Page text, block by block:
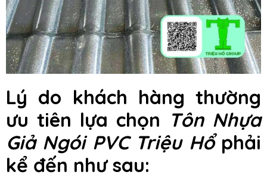
Lý do khách hàng thường
ưu tiên lựa chọn Tôn Nhựa
Giả Ngói PVC Triệu Hổphải
kể đến như sau: